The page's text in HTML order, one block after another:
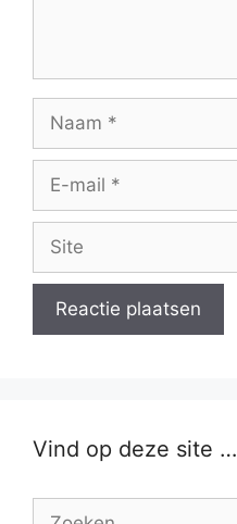
mail
Vind op deze site …